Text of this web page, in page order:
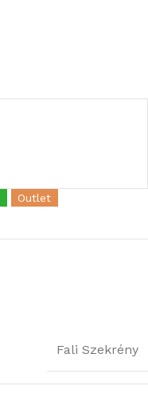
Outlet
Fali Szekrény